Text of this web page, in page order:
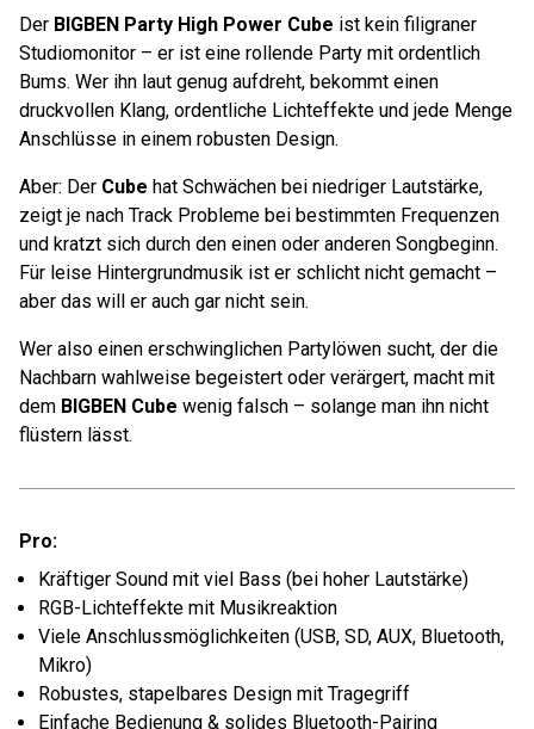
Der BIGBEN Party High Power Cube ist kein filigraner
Studiomonitor – er ist eine rollende Party mit ordentlich
Bums. Wer ihn laut genug aufdreht, bekommt einen
druckvollen Klang, ordentliche Lichteffekte und jede Menge
Anschlüsse in einem robusten Design.
Aber: Der Cube hat Schwächen bei niedriger Lautstärke,
zeigt je nach Track Probleme bei bestimmten Frequenzen
und kratzt sich durch den einen oder anderen Songbeginn.
Für leise Hintergrundmusik ist er schlicht nicht gemacht –
aber das will er auch gar nicht sein.
Wer also einen erschwinglichen Partylöwen sucht, der die
Nachbarn wahlweise begeistert oder verärgert, macht mit
dem BIGBEN Cube wenig falsch – solange man ihn nicht
flüstern lässt.
Pro:
Kräftiger Sound mit viel Bass (bei hoher Lautstärke)
RGB-Lichteffekte mit Musikreaktion
Viele Anschlussmöglichkeiten (USB, SD, AUX, Bluetooth,
Mikro)
Robustes, stapelbares Design mit Tragegriff
Einfache Bedienung & solides Bluetooth-Pairing